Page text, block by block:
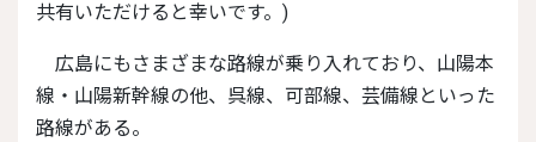
共有いただけると幸いです。)
広島にもさまざまな路線が乗り入れており、山陽本
線・山陽新幹線の他、呉線、可部線、芸備線といった
路線がある。